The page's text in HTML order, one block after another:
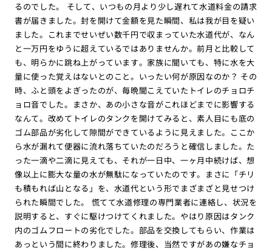
るのでした。 そして、いつもの月より少し遅れて水道料金の請求
書が届きました。封を開けて金額を見た瞬間、私は我が目を疑い
ました。これまでせいぜい数千円で収まっていた水道代が、なん
と一万円をゆうに超えているではありませんか。前月と比較して
も、明らかに跳ね上がっています。家族に聞いても、特に水を大
量に使った覚えはないとのこと。いったい何が原因なのか？ その
時、ふと頭をよぎったのが、毎晩聞こえていたトイレのチョロチ
ョロ音でした。まさか、あの小さな音がこれほどまでに影響する
なんて。改めてトイレのタンクを開けてみると、素人目にも底の
ゴム部品が劣化して隙間ができているように見えました。ここか
ら水が漏れて便器に流れ落ちていたのだろうと確信しました。た
った一滴や二滴に見えても、それが一日中、一ヶ月中続けば、想
像以上に膨大な量の水が無駄になっていたのです。まさに「チリ
も積もれば山となる」を、水道代という形でまざまざと見せつけ
られた瞬間でした。 慌てて水道修理の専門業者に連絡し、状況を
説明すると、すぐに駆けつけてくれました。やはり原因はタンク
内のゴムフロートの劣化でした。部品を交換してもらい、作業は
あっという間に終わりました。修理後、当然ですがあの嫌なチョ